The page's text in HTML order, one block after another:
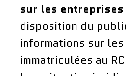
sur les entreprises
disposition du
informations sur
immatriculées au